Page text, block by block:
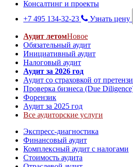
Консалтинг и проекты
+7 495 134-32-23
Узнать цену
Аудит летомНовое
Обязательный аудит
Инициативный аудит
Налоговый аудит
Аудит за 2026 год
Аудит со страховкой от
Проверка бизнеса (Due
Форензик
Аудит за 2025 год
Все аудиторские услуги
Экспресс-диагностика
Финансовый аудит
Комплексный аудит с налогами
Стоимость аудита